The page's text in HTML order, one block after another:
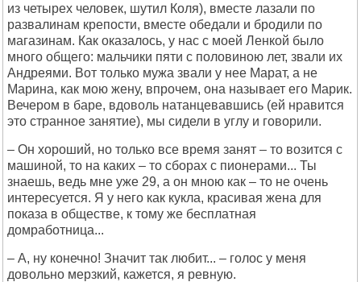
из четырех человек, шутил Коля), вместе лазали по
развалинам крепости, вместе обедали и бродили по
магазинам. Как оказалось, у нас с моей Ленкой было
много общего: мальчики пяти с половиною лет, звали их
Андреями. Вот только мужа звали у нее Марат, а не
Марина, как мою жену, впрочем, она называет его Марик.
Вечером в баре, вдоволь натанцевавшись (ей нравится
это странное занятие), мы сидели в углу и говорили.
– Он хороший, но только все время занят – то возится с
машиной, то на каких – то сборах с пионерами... Ты
знаешь, ведь мне уже 29, а он мною как – то не очень
интересуется. Я у него как кукла, красивая жена для
показа в обществе, к тому же бесплатная
домработница...
– А, ну конечно! Значит так любит... – голос у меня
довольно мерзкий, кажется, я ревную.